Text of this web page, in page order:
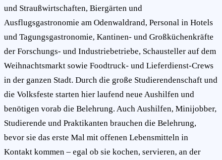
und Straußwirtschaften, Biergärten und
Ausflugsgastronomie am Odenwaldrand, Personal in Hotels
und Tagungsgastronomie, Kantinen- und Großküchenkräfte
der Forschungs- und Industriebetriebe, Schausteller auf dem
Weihnachtsmarkt sowie Foodtruck- und Lieferdienst-Crews
in der ganzen Stadt. Durch die große Studierendenschaft und
die Volksfeste starten hier laufend neue Aushilfen und
benötigen vorab die Belehrung. Auch Aushilfen, Minijobber,
Studierende und Praktikanten brauchen die Belehrung,
bevor sie das erste Mal mit offenen Lebensmitteln in
Kontakt kommen – egal ob sie kochen, servieren, an der